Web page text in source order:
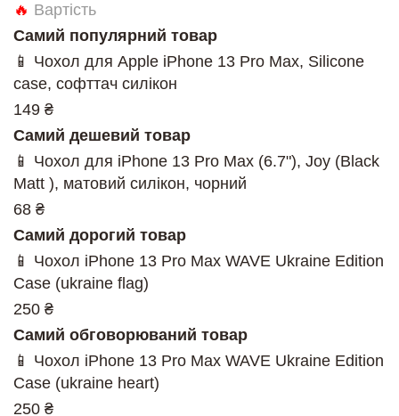
🔥 Вартість
Самий популярний товар
📱 Чохол для Apple iPhone 13 Pro Max, Silicone
case, софттач силікон
149 ₴
Самий дешевий товар
📱 Чохол для iPhone 13 Pro Max (6.7"), Joy (Black
Matt ), матовий силікон, чорний
68 ₴
Самий дорогий товар
📱 Чохол iPhone 13 Pro Max WAVE Ukraine Edition
Case (ukraine flag)
250 ₴
Самий обговорюваний товар
📱 Чохол iPhone 13 Pro Max WAVE Ukraine Edition
Case (ukraine heart)
250 ₴